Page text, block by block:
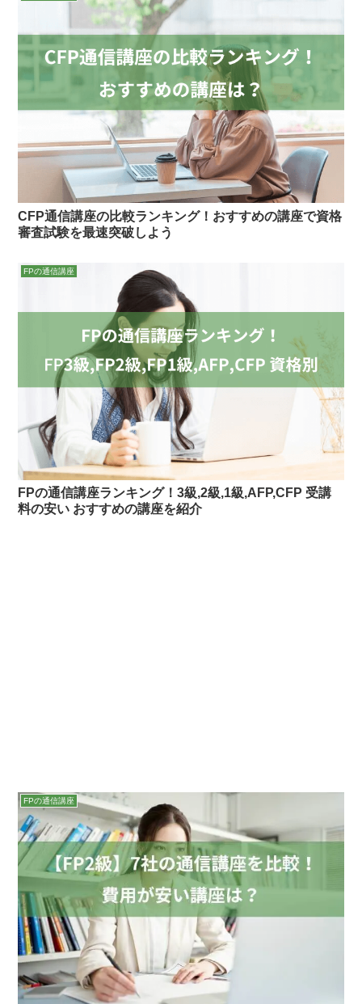
CFP通信講座の比較ランキング！おすすめの講座で資格
審査試験を最速突破しよう
FPの通信講座
FPの通信講座ランキング！3級,2級,1級,AFP,CFP 受講
料の安い おすすめの講座を紹介
FPの通信講座